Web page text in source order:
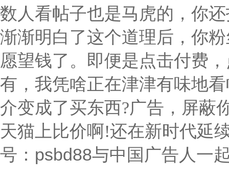
数人看帖子也是马虎的，你
渐渐明白了这个道理后，你
愿望钱了。即便是点击付费
有，我凭啥正在津津有味地
介变成了买东西?广告，屏蔽
天猫上比价啊!还在新时代延
号：psbd88与中国广告人一